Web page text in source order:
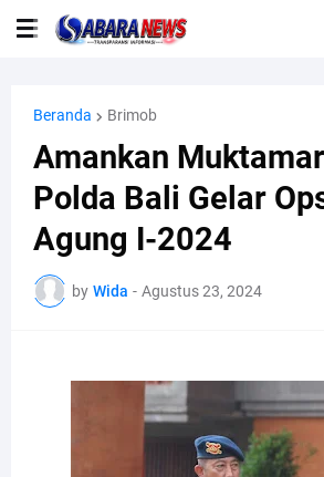
Beranda Brimob
Amankan
Polda Bali Gelar
Agung I-2024
by Wida - Agustus 23, 2024